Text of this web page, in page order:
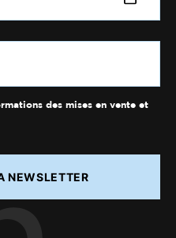
des mises en vente et
NEWSLETTER